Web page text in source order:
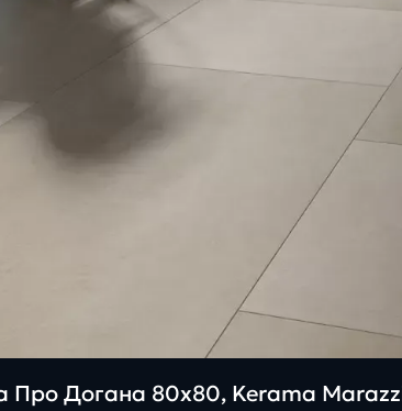
Про Догана 80х80, Kerama